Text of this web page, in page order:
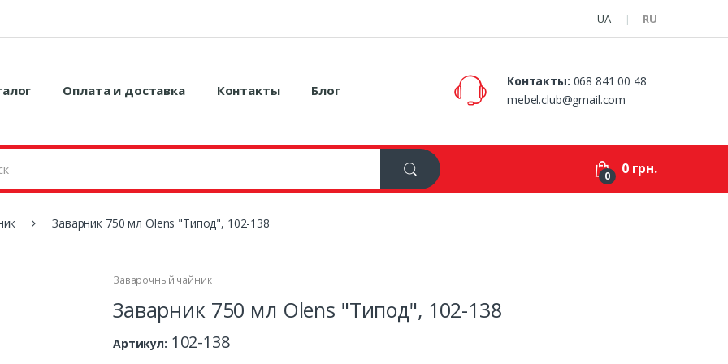
UA RU
Оплата и доставка Контакты Блог
Контакты: 068 841 00 48
mebel.club@gmail.com
0 0 грн.
Заварник 750 мл Olens "Типод", 102-138
Заварочный чайник
Заварник 750 мл Olens "Типод", 102-138
Артикул: 102-138